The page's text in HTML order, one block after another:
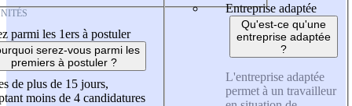
parmi les 1ers à postuler
serez-vous parmi les
premiers à postuler ?
de plus de 15 jours,
moins de 4 candidatures
Entreprise adaptée
Qu'est-ce qu'une
entreprise adaptée
?
L'entreprise adaptée
permet à un travailleur